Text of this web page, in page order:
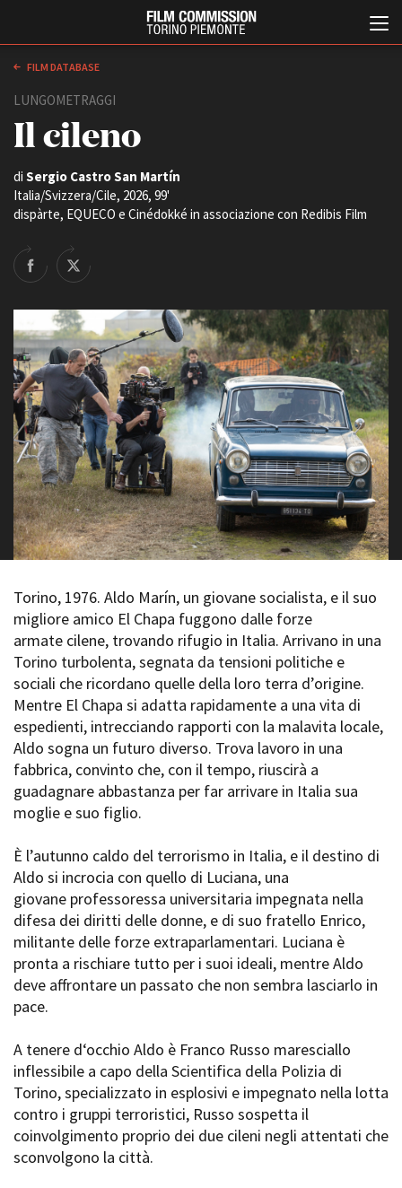
Chi siamo
Storia della Fondazione
Contatti
La sede
Partner
Rete regionale
Bilancio sociale
Amministrazione
trasparente
Bandi e gare
Sostenibilità ambientale
SERVIZI
Location scouting
Spazi nella sede FCTP
Sala Casting
Sala Paolo Tenna
FILM FUNDS
Piemonte Film Tv Fund
Piemonte Film Tv
Development Fund
Piemonte Doc Film Fund
Short Film Fund
PRODUCTION GUIDE
Società di produzione
Strutture di servizio
Professionisti
Attrici-Attori
Beginners
LOCATION GUIDE
FILM DATABASE
BOOK DATABASE
NEWS
Anteprime in Piemonte
TFI Torino Film Industry -
Production Days
Avenue Cove - Erasmus +
Guarda che storia!
La Grazia - Immagini e
location della Torino di Paolo
Sorrentino
Open Day
Ciak in TOur!
FESTIVAL, MARKETS,
AWARDS
Berlinale Internationalen
Filmfestspiele Berlin
Festival de Cannes
Biografilm Festival - Bio to B
Industry Days
Locarno Film Festival
Mostra Internazionale d’Arte
Cinematografica Venezia
Toronto International Film
Festival
Festa del Cinema di Roma
Nastri d’Argento
Premio Solinas
STRUMENTI
Location - Accedi al tuo
profilo
Location - Nuovo utente
Stage - Tirocini - Scuola e
Lavoro
Elenco Operatori Economici
per affidamento lavori in
economia
FILM DATABASE
LUNGOMETRAGGI
Il cileno
di Sergio Castro San Martín
Italia/Svizzera/Cile, 2026, 99'
dispàrte, EQUECO e Cinédokké in associazione con Redibis Film
Torino, 1976. Aldo Marín, un giovane socialista, e il suo
migliore amico El Chapa fuggono dalle forze
armate cilene, trovando rifugio in Italia. Arrivano in una
Torino turbolenta, segnata da tensioni politiche e
sociali che ricordano quelle della loro terra d’origine.
Mentre El Chapa si adatta rapidamente a una vita di
espedienti, intrecciando rapporti con la malavita locale,
Aldo sogna un futuro diverso. Trova lavoro in una
fabbrica, convinto che, con il tempo, riuscirà a
guadagnare abbastanza per far arrivare in Italia sua
moglie e suo figlio.
È l’autunno caldo del terrorismo in Italia, e il destino di
Aldo si incrocia con quello di Luciana, una
giovane professoressa universitaria impegnata nella
difesa dei diritti delle donne, e di suo fratello Enrico,
militante delle forze extraparlamentari. Luciana è
pronta a rischiare tutto per i suoi ideali, mentre Aldo
deve affrontare un passato che non sembra lasciarlo in
pace.
A tenere d‘occhio Aldo è Franco Russo maresciallo
inflessibile a capo della Scientifica della Polizia di
Torino, specializzato in esplosivi e impegnato nella lotta
contro i gruppi terroristici, Russo sospetta il
coinvolgimento proprio dei due cileni negli attentati che
sconvolgono la città.